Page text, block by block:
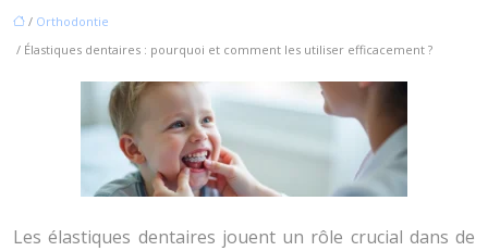
/ Orthodontie
/ Élastiques dentaires : pourquoi et comment les utiliser efficacement ?
Les élastiques dentaires jouent un rôle crucial dans de